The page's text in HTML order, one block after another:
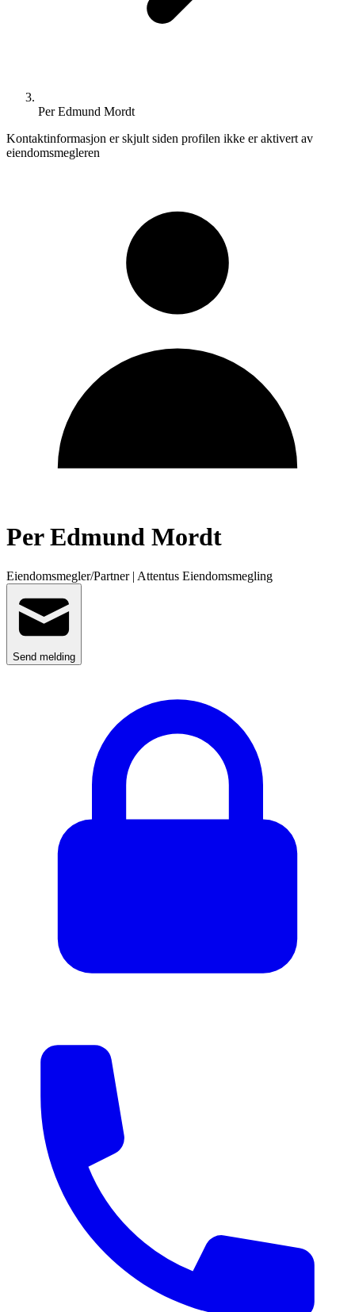
Per Edmund Mordt
Kontaktinformasjon er skjult siden profilen ikke er aktivert av
eiendomsmegleren
Per Edmund Mordt
Eiendomsmegler/Partner| Attentus Eiendomsmegling
Send melding